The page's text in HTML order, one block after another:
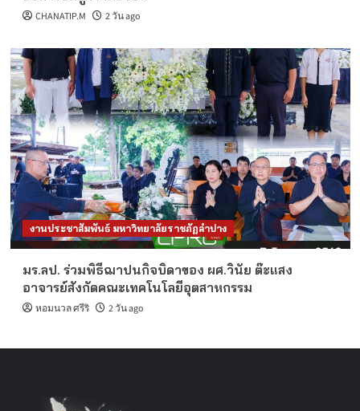
CHANATIP.M 2 วัน ago
งานประชาสัมพันธ์ มหาวิทยาลัยราชภัฏลำปาง
มร.ลป. ร่วมพิธีฌาปนกิจบิดาของ ผศ.วินัย ต๊ะแสง
อาจารย์สังกัดคณะเทคโนโลยีอุตสาหกรรม
หอมนวล ศรีริ 2 วัน ago